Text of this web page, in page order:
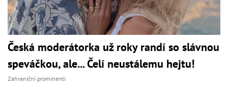
Česká moderátorka už roky randí so slávnou
speváčkou, ale... Čelí neustálemu hejtu!
Zahraniční prominenti